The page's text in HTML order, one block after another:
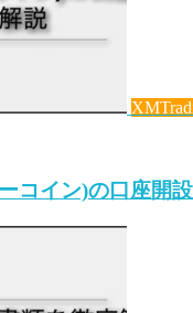
コイン)の口座開